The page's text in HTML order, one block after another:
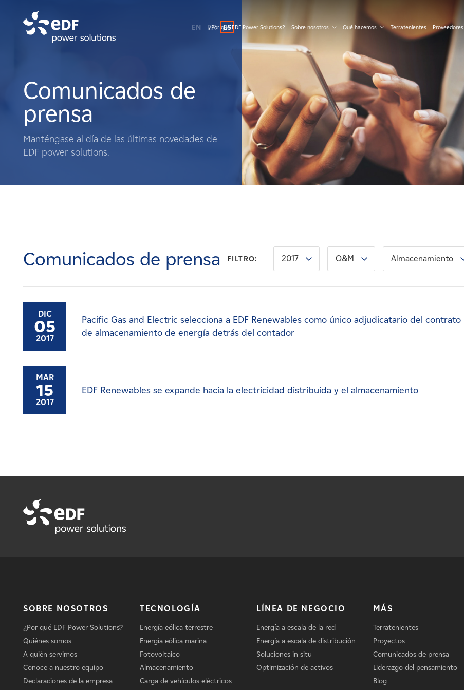
Qué hacemos
Terratenientes
Noticias
Afiliados
EN FR ES
¿Por qué EDF Power Solutions? Sobre nosotros Qué hacemos Terratenientes Proveedores
Comunicados de
prensa
Manténgase al día de las últimas novedades de
EDF power solutions.
Comunicados de prensa FILTRO: 2017 O&M Almacenamiento
DIC
05
2017
Pacific Gas and Electric selecciona a EDF Renewables como único adjudicatario del contrato
de almacenamiento de energía detrás del contador
MAR
15
2017
EDF Renewables se expande hacia la electricidad distribuida y el almacenamiento
SOBRE NOSOTROS
¿Por qué EDF Power Solutions?
Quiénes somos
A quién servimos
Conoce a nuestro equipo
Declaraciones de la empresa
TECNOLOGÍA
Energía eólica terrestre
Energía eólica marina
Fotovoltaico
Almacenamiento
Carga de vehículos eléctricos
LÍNEA DE NEGOCIO
Energía a escala de la red
Energía a escala de distribución
Soluciones in situ
Optimización de activos
MÁS
Terratenientes
Proyectos
Comunicados de prensa
Liderazgo del pensamiento
Blog